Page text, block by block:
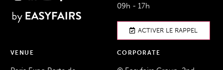
09h - 17h
ACTIVER LE RAPPEL
VENUE CORPORATE